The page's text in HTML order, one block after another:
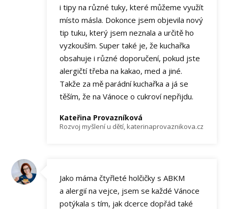
i tipy na různé tuky, které můžeme využít
místo másla. Dokonce jsem objevila nový
tip tuku, který jsem neznala a určitě ho
vyzkouším. Super také je, že kuchařka
obsahuje i různé doporučení, pokud jste
alergičtí třeba na kakao, med a jiné.
Takže za mě parádní kuchařka a já se
těším, že na Vánoce o cukroví nepřijdu.
Kateřina Provazníková
Rozvoj myšlení u dětí, katerinaprovaznikova.cz
Jako máma čtyřleté holčičky s ABKM
a alergií na vejce, jsem se každé Vánoce
potýkala s tím, jak dcerce dopřád také